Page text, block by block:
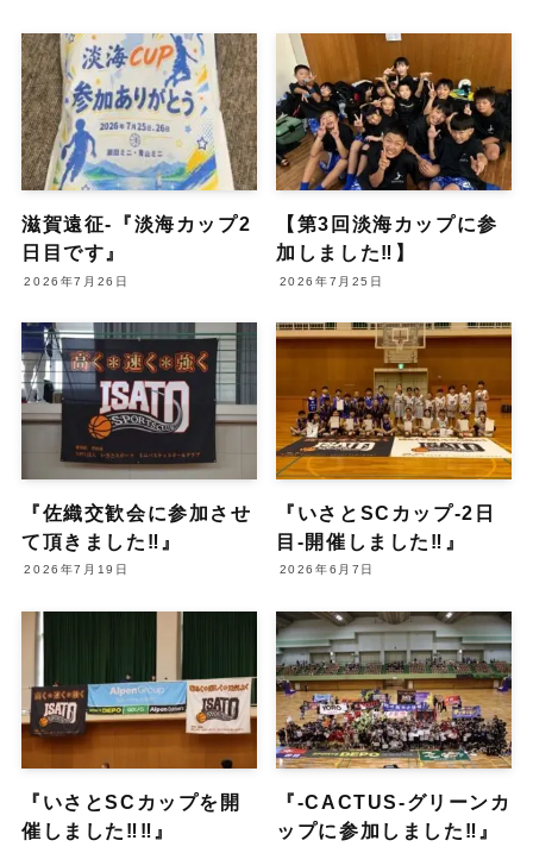
滋賀遠征-『淡海カップ2
日目です』
2026年7月26日
【第3回淡海カップに参
加しました‼︎】
2026年7月25日
『佐織交歓会に参加させ
て頂きました‼︎』
2026年7月19日
『いさとSCカップ-2日
目-開催しました‼︎』
2026年6月7日
『いさとSCカップを開
催しました‼︎‼︎』
『-CACTUS-グリーンカ
ップに参加しました‼︎』